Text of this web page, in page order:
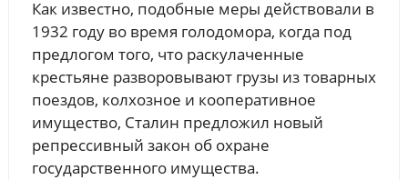
Как известно, подобные меры действовали в
1932 году во время голодомора, когда под
предлогом того, что раскулаченные
крестьяне разворовывают грузы из товарных
поездов, колхозное и кооперативное
имущество, Сталин предложил новый
репрессивный закон об охране
государственного имущества.